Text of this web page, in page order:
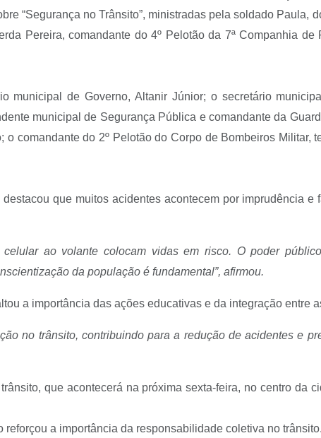
“Segurança no Trânsito”, ministradas pela soldado Paula,
Pereira, comandante do 4º Pelotão da 7ª Companhia
de Governo, Altanir Júnior; o secretário
municipal de Segurança Pública e comandante da
comandante do 2º Pelotão do Corpo de Bombeiros Militar,
que muitos acidentes acontecem por imprudência e
ao volante colocam vidas em risco. O poder
da população é fundamental”, afirmou.
a importância das ações educativas e da integração entre
no trânsito, contribuindo para a redução de acidentes e
que acontecerá na próxima sexta-feira, no centro da
a importância da responsabilidade coletiva no trânsito.